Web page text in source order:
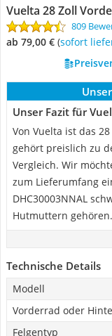
Vuelta 28 Zoll
809
ab 79,00 € ( Sofort
Unser Fazit für
Von Vuelta ist das
gehört preislich zu
Vergleich. Wir
zum Lieferumfang
DHC30003NNAL
Hutmuttern gehören.
Technische Details
Modell
Vorderrad oder
Felgentyp